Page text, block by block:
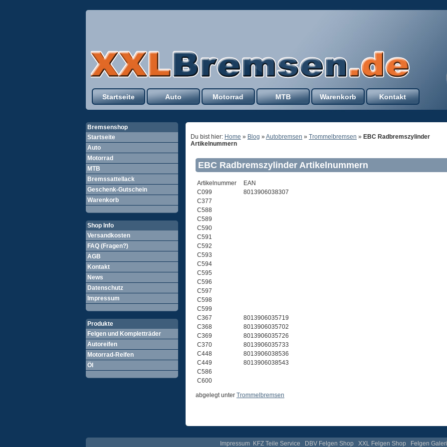
Startseite Auto Motorrad MTB Warenkorb Kontakt
Bremsenshop
Startseite
Auto
Motorrad
MTB
Bremssattellack
Geschenk-Gutschein
Warenkorb
Shop Info
Versandkosten
FAQ (Fragen?)
AGB
Kontakt
News
Datenschutz
Impressum
Produkte
Felgen und Kompletträder
Autoreifen
Motorrad-Reifen
Öl
Du bist hier: Home » Blog »Autobremsen » Trommelbremsen » EBC Radbremszylinder
Artikelnummern
EBC Radbremszylinder Artikelnummern
Artikelnummer
EAN
C099
8013906038307
C377
C588
C589
C590
C591
C592
C593
C594
C595
C596
C597
C598
C599
C367
8013906035719
C368
8013906035702
C369
8013906035726
C370
8013906035733
C448
8013906038536
C449
8013906038543
C586
C600
abgelegt unter Trommelbremsen
Impressum KFZ Teile Service DBV Felgen Shop XXL Felgen Shop Felgen